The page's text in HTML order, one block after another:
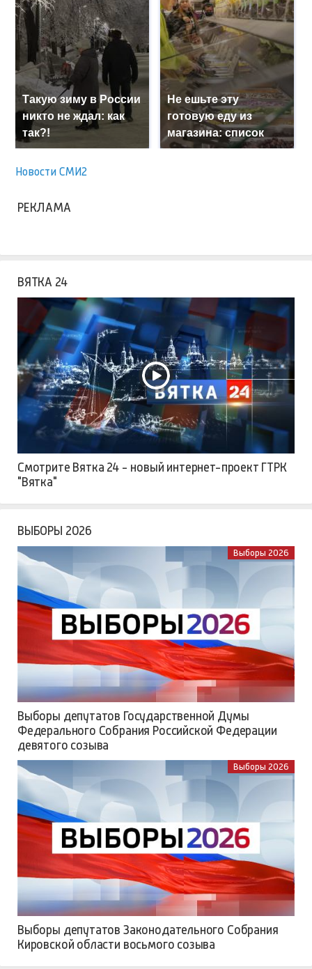
Такую зиму в России
никто не ждал: как
так?!
Не ешьте эту
готовую еду из
магазина: список
Новости СМИ2
РЕКЛАМА
ВЯТКА 24
Смотрите Вятка 24 - новый интернет-проект ГТРК
"Вятка"
ВЫБОРЫ 2026
Выборы 2026
Выборы депутатов Государственной Думы
Федерального Собрания Российской Федерации
девятого созыва
Выборы 2026
Выборы депутатов Законодательного Собрания
Кировской области восьмого созыва